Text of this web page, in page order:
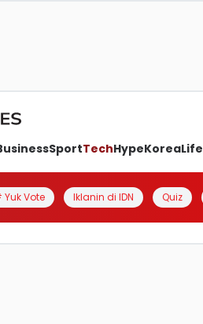
SportTechHypeKoreaLife
Yuk Vote Iklanin di IDN Quiz